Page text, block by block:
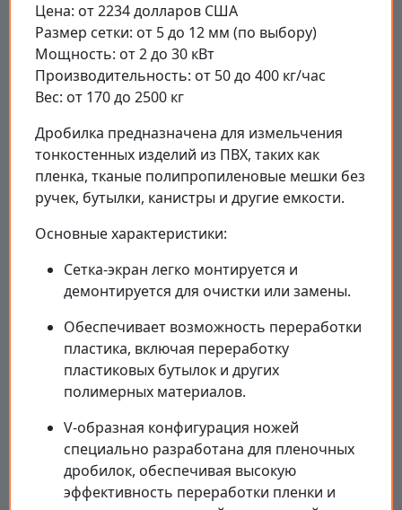
Цена: от 2234 долларов США
Размер сетки: от 5 до 12 мм (по выбору)
Мощность: от 2 до 30 кВт
Производительность: от 50 до 400 кг/час
Вес: от 170 до 2500 кг
Дробилка предназначена для измельчения
тонкостенных изделий из ПВХ, таких как
пленка, тканые полипропиленовые мешки без
ручек, бутылки, канистры и другие емкости.
Основные характеристики:
Сетка-экран легко монтируется и
демонтируется для очистки или замены.
Обеспечивает возможность переработки
пластика, включая переработку
пластиковых бутылок и других
полимерных материалов.
V-образная конфигурация ножей
специально разработана для пленочных
дробилок, обеспечивая высокую
эффективность переработки пленки и